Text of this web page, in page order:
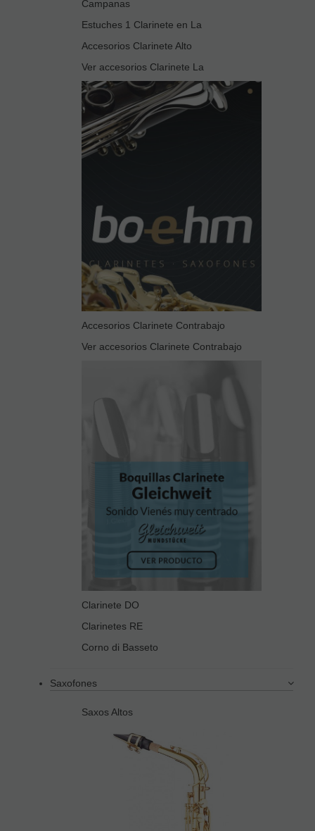
Campanas
Estuches 1 Clarinete en La
Accesorios Clarinete Alto
Ver accesorios Clarinete La
Accesorios Clarinete Contrabajo
Ver accesorios Clarinete Contrabajo
Clarinete DO
Clarinetes RE
Corno di Basseto
Saxofones
Saxos Altos